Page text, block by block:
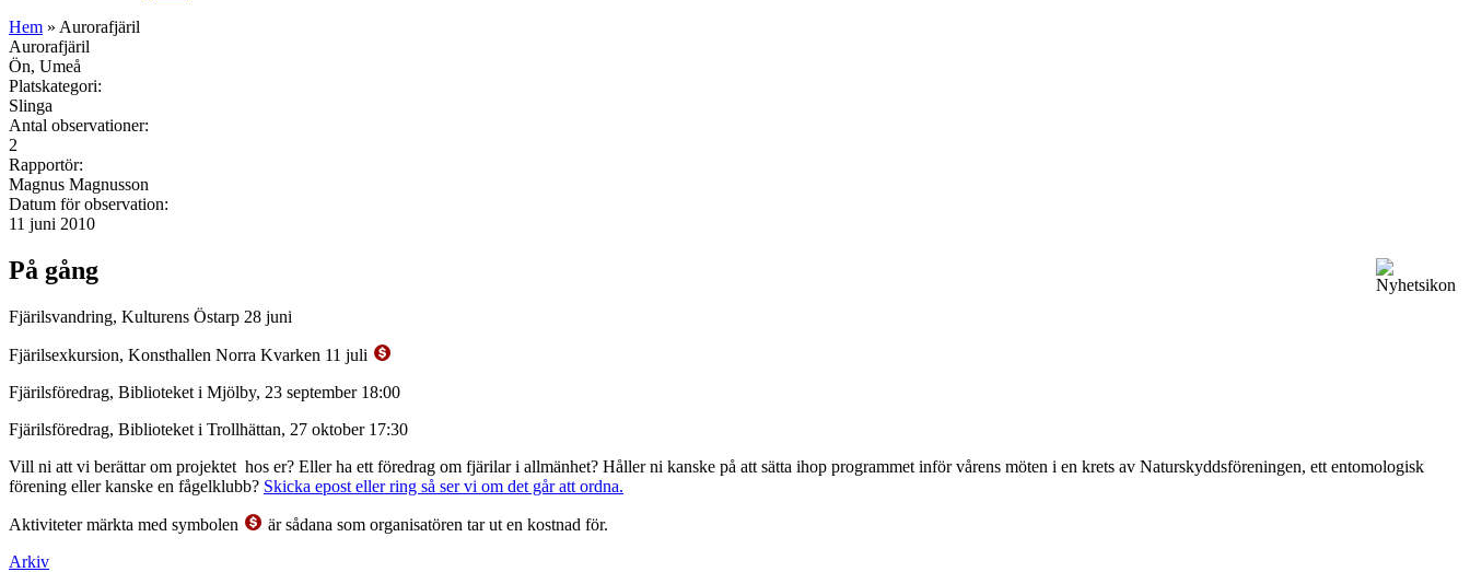
Hem » Aurorafjäril
Aurorafjäril
Ön, Umeå
Platskategori:
Slinga
Antal observationer:
2
Rapportör:
Magnus Magnusson
Datum för observation:
11 juni 2010
På gång
Fjärilsvandring, Kulturens Östarp 28 juni
Fjärilsexkursion, Konsthallen Norra Kvarken 11 juli
Fjärilsföredrag, Biblioteket i Mjölby, 23 september 18:00
Fjärilsföredrag, Biblioteket i Trollhättan, 27 oktober 17:30
Vill ni att vi berättar om projektet hos er? Eller ha ett föredrag om fjärilar i allmänhet? Håller ni kanske på att sätta ihop programmet inför vårens möten i en krets av Naturskyddsföreningen, ett entomologisk
förening eller kanske en fågelklubb? Skicka epost eller ring så ser vi om det går att ordna.
Aktiviteter märkta med symbolen
är sådana som organisatören tar ut en kostnad för.
Arkiv